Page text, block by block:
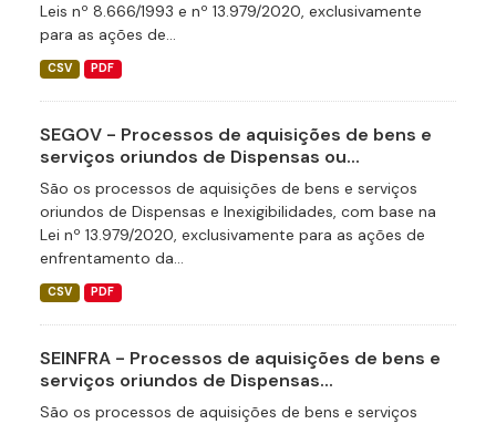
Leis nº 8.666/1993 e nº 13.979/2020, exclusivamente
para as ações de...
CSV PDF
SEGOV - Processos de aquisições de bens e
serviços oriundos de Dispensas ou...
São os processos de aquisições de bens e serviços
oriundos de Dispensas e Inexigibilidades, com base na
Lei nº 13.979/2020, exclusivamente para as ações de
enfrentamento da...
CSV PDF
SEINFRA - Processos de aquisições de bens e
serviços oriundos de Dispensas...
São os processos de aquisições de bens e serviços